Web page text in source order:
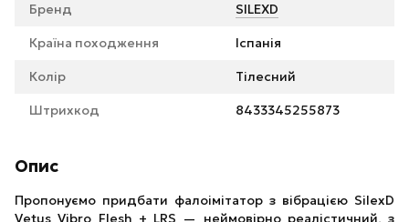
Бренд SILEXD
Країна походження Іспанія
Колір Тілесний
Штрихкод 8433345255873
Опис
Пропонуємо придбати фалоімітатор з вібрацією SilexD
Vetus Vibro Flesh + LRS — неймовірно реалістичний, з